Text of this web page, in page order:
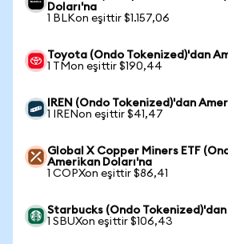
Doları'na
1 BLKon eşittir $1.157,06
Toyota (Ondo Tokenized)'dan
1 TMon eşittir $190,44
IREN (Ondo Tokenized)'dan
1 IRENon eşittir $41,47
Global X Copper Miners ETF
Amerikan Doları'na
1 COPXon eşittir $86,41
Starbucks (Ondo
1 SBUXon eşittir $106,43